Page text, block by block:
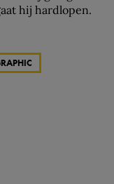
hij hardlopen.